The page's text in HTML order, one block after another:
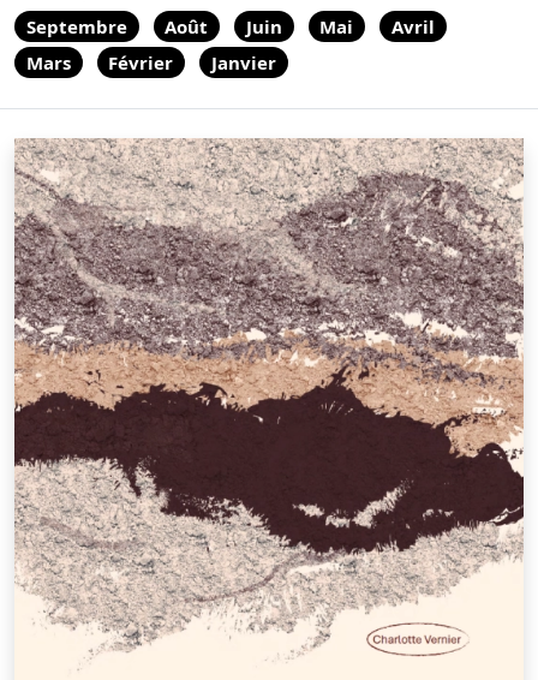
Septembre Août Juin Mai
Avril
Mars
Février Janvier